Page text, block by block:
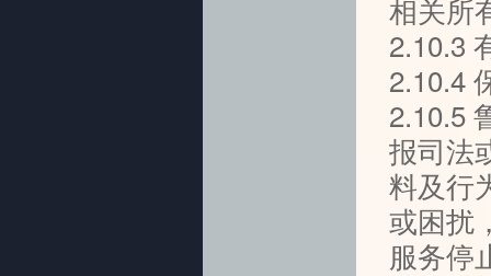
相关所
2.10.3
2.10.4
2.10.5
报司法
料及行
或困扰
服务停